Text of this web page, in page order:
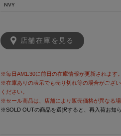
NVY
店舗在庫を見る
※毎日AM1:30に前日の在庫情報が更新されます。
※在庫ありの表示でも売り切れ等の場合がござ
ください。
※セール商品は、店舗により販売価格が異なる場
※SOLD OUTの商品を選択すると、再入荷お知